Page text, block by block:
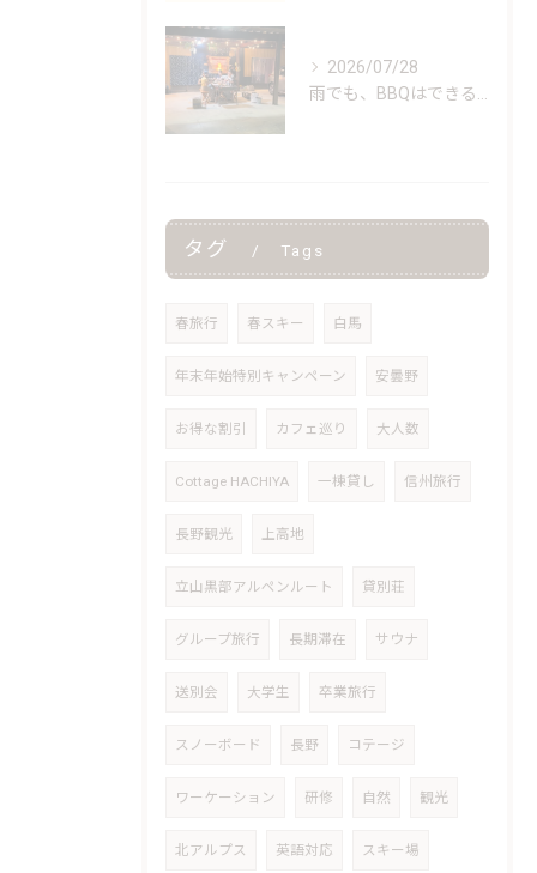
2026/07/28
雨でも、BBQはできる。
タグ Tags
春旅行 春スキー 白馬
年末年始特別キャンペーン 安曇野
お得な割引 カフェ巡り 大人数
Cottage HACHIYA 一棟貸し 信州旅行
長野観光 上高地
立山黒部アルペンルート 貸別荘
グループ旅行 長期滞在 サウナ
送別会 大学生 卒業旅行
スノーボード 長野 コテージ
ワーケーション 研修 自然 観光
北アルプス 英語対応 スキー場